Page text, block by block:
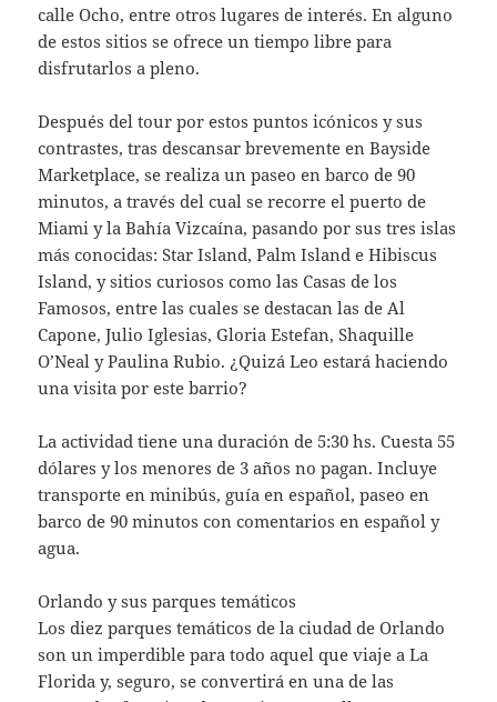
calle Ocho, entre otros lugares de interés. En alguno
de estos sitios se ofrece un tiempo libre para
disfrutarlos a pleno.
Después del tour por estos puntos icónicos y sus
contrastes, tras descansar brevemente en Bayside
Marketplace, se realiza un paseo en barco de 90
minutos, a través del cual se recorre el puerto de
Miami y la Bahía Vizcaína, pasando por sus tres islas
más conocidas: Star Island, Palm Island e Hibiscus
Island, y sitios curiosos como las Casas de los
Famosos, entre las cuales se destacan las de Al
Capone, Julio Iglesias, Gloria Estefan, Shaquille
O’Neal y Paulina Rubio. ¿Quizá Leo estará haciendo
una visita por este barrio?
La actividad tiene una duración de 5:30 hs. Cuesta 55
dólares y los menores de 3 años no pagan. Incluye
transporte en minibús, guía en español, paseo en
barco de 90 minutos con comentarios en español y
agua.
Orlando y sus parques temáticos
Los diez parques temáticos de la ciudad de Orlando
son un imperdible para todo aquel que viaje a La
Florida y, seguro, se convertirá en una de las